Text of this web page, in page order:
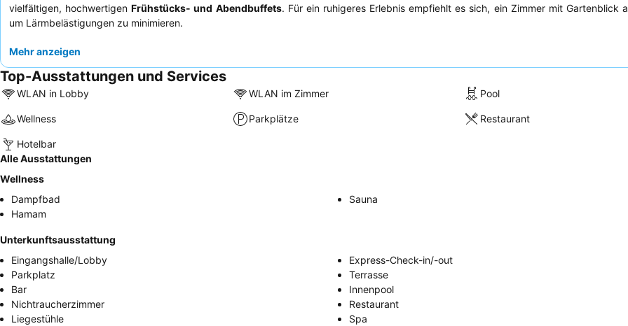
vielfältigen, hochwertigenFrühstücks- und Abendbuffets. Für ein ruhigeres Erlebnis empfiehlt es sich, ein Zimmer mit Gartenblick
um Lärmbelästigungen zu minimieren.
Mehr anzeigen
Top-Ausstattungen und Services
WLAN in Lobby WLAN im Zimmer Pool
Wellness Parkplätze Restaurant
Hotelbar
Alle Ausstattungen
Wellness
Dampfbad
Sauna
Hamam
Unterkunftsausstattung
Eingangshalle/Lobby
Express-Check-in/-out
Parkplatz
Terrasse
Bar
Innenpool
Nichtraucherzimmer
Restaurant
Liegestühle
Spa